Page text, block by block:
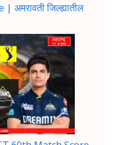
जिल्ह्यातील